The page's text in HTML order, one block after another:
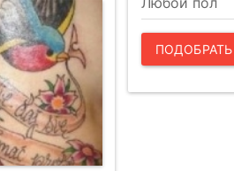
ПОДОБРАТЬ